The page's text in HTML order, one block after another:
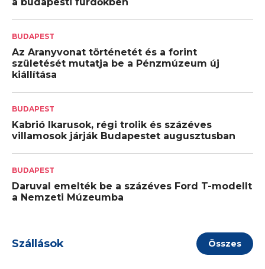
a budapesti fürdőkben
BUDAPEST
Az Aranyvonat történetét és a forint
születését mutatja be a Pénzmúzeum új
kiállítása
BUDAPEST
Kabrió Ikarusok, régi trolik és százéves
villamosok járják Budapestet augusztusban
BUDAPEST
Daruval emelték be a százéves Ford T-modellt
a Nemzeti Múzeumba
Szállások Összes